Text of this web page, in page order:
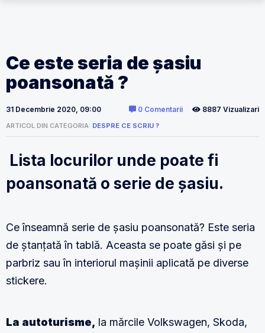
Ce este seria de șasiu
poansonată ?
31 Decembrie 2020, 09:00 0 Comentarii 8887 Vizualizari
ARTICOL DIN CATEGORIA: DESPRE CE SCRIU ?
Lista locurilor unde poate fi
poansonată o serie de șasiu.
Ce înseamnă serie de șasiu poansonată? Este seria
de ștanțată în tablă. Aceasta se poate găsi și pe
parbriz sau în interiorul mașinii aplicată pe diverse
stickere.
La autoturisme, la mărcile Volkswagen, Skoda,